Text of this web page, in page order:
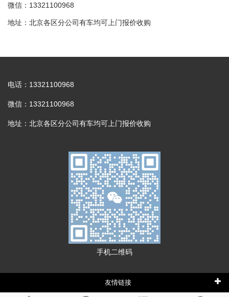
微信：13321100968
地址：北京各区分公司有车均可上门报价收购
电话：13321100968
微信：13321100968
地址：北京各区分公司有车均可上门报价收购
手机二维码
友情链接